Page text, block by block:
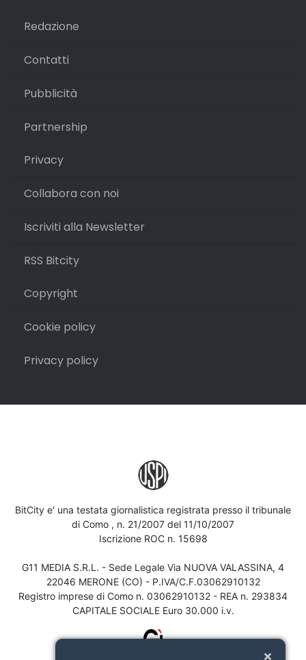
Redazione
Contatti
Pubblicità
Partnership
Privacy
Collabora con noi
Iscriviti alla Newsletter
RSS Bitcity
Copyright
Cookie policy
Privacy policy
BitCity e' una testata giornalistica registrata presso il tribunale
di Como , n. 21/2007 del 11/10/2007
Iscrizione ROC n. 15698
G11 MEDIA S.R.L. - Sede Legale Via NUOVA VALASSINA, 4
22046 MERONE (CO) - P.IVA/C.F.03062910132
Registro imprese di Como n. 03062910132 - REA n. 293834
CAPITALE SOCIALE Euro 30.000 i.v.